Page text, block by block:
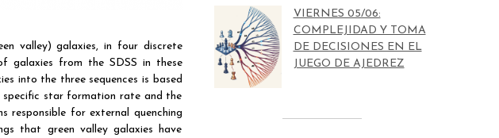
valley) galaxies, in four discrete
galaxies from the SDSS in these
into the three sequences is based
specific star formation rate and the
responsible for external quenching
that green valley galaxies have
VIERNES 05/06:
COMPLEJIDAD Y TOMA
DE DECISIONES EN EL
JUEGO DE AJEDREZ